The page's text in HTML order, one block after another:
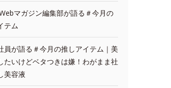
マガジン編集部が語る＃今月の
テム
員が語る＃今月の推しアイテム｜美
たいけどベタつきは嫌！わがまま社
美容液